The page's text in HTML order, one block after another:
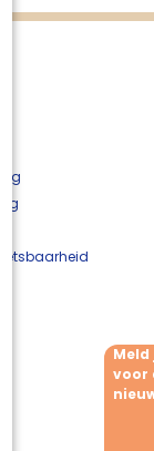
Meld
voor